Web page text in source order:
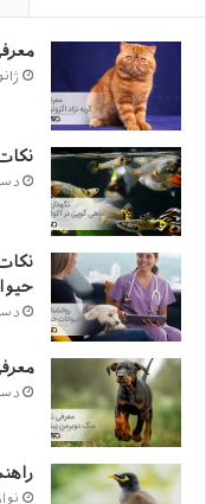
میوه‌ های مضر
انگور: این
خوردن آن به
مصرف زیاد آن
آووکادو: این
ها می‌شود.
آووکادو
وجود می‌آورد.
انواع